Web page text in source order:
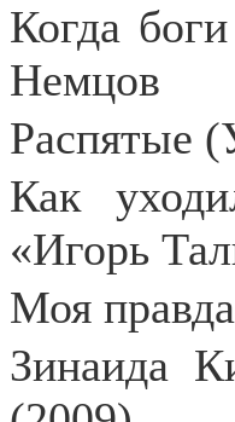
Когда
Немцов
Распятые
Как
«Игорь
Моя
Зинаида